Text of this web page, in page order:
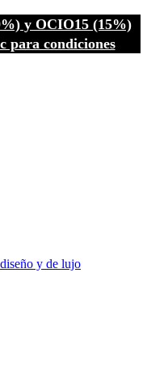
y OCIO15 (15%)
para condiciones